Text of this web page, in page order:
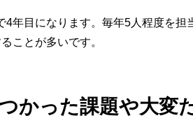
4年目になります。毎年5人程度を
ことが多いです。
かった課題や大変